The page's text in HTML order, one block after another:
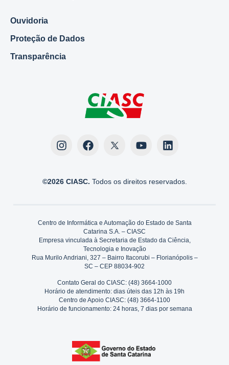
Ouvidoria
Proteção de Dados
Transparência
©2026 CIASC. Todos os direitos reservados.
Centro de Informática e Automação do Estado de Santa
Catarina S.A. – CIASC
Empresa vinculada à Secretaria de Estado da Ciência,
Tecnologia e Inovação
Rua Murilo Andriani, 327 – Bairro Itacorubi – Florianópolis –
SC – CEP 88034-902
Contato Geral do CIASC: (48) 3664-1000
Horário de atendimento: dias úteis das 12h às 19h
Centro de Apoio CIASC: (48) 3664-1100
Horário de funcionamento: 24 horas, 7 dias por semana